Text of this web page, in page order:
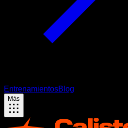
EntrenamientosBlog
Más